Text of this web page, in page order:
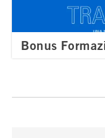
Bonus